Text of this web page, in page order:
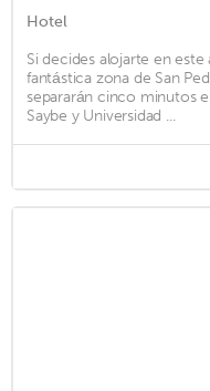
Hotel
Si decides alojarte en
fantástica zona de San
separarán cinco minutos
Saybe y Universidad ...